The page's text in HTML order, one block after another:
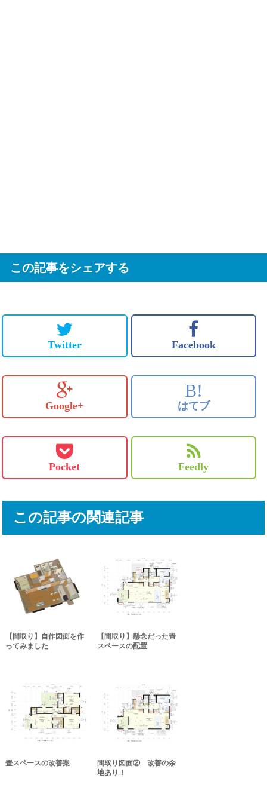
この記事をシェアする
Twitter Facebook
Google+
B!
はてブ
Pocket Feedly
この記事の関連記事
【間取り】自作図面を作
ってみました
【間取り】懸念だった畳
スペースの配置
畳スペースの改善案
間取り図面② 改善の余
地あり！